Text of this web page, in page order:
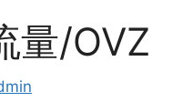
量/OVZ